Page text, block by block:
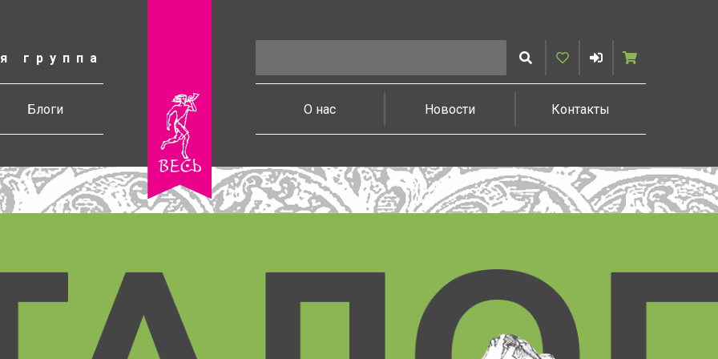
группа
ИскатьИзбранное
ВойтиКорзина
Блоги О нас Новости Контакты